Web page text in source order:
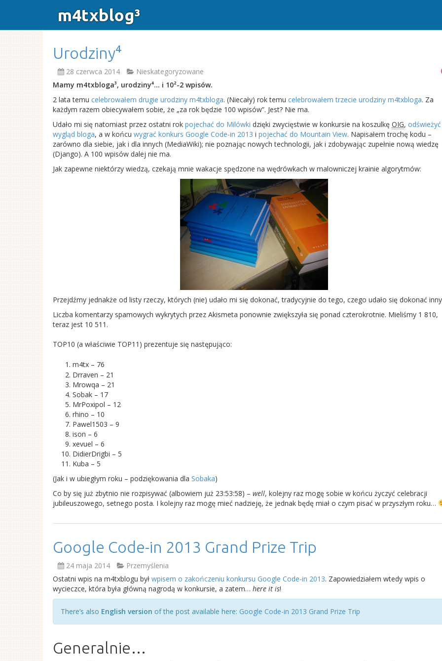
m4txblog³
Urodziny⁴
28 czerwca 2014
Nieskategoryzowane
Mamy m4txbloga³, urodziny⁴… i 10²-2 wpisów.
2 lata temu celebrowałem drugie urodziny m4txbloga. (Niecały) rok temu celebrowałem trzecie urodziny m4txbloga. Za
każdym razem obiecywałem sobie, że „za rok będzie 100 wpisów”. Jest? Nie ma.
Udało mi się natomiast przez ostatni rok pojechać do Milówki dzięki zwycięstwie w konkursie na koszulkę OIG, odświeżyć
wygląd bloga, a w końcu wygrać konkurs Google Code-in 2013 i pojechać do Mountain View. Napisałem trochę kodu –
zarówno dla siebie, jak i dla innych (MediaWiki); nie poznając nowych technologii, jak i zdobywając zupełnie nową wiedzę
(Django). A 100 wpisów dalej nie ma.
Jak zapewne niektórzy wiedzą, czekają mnie wakacje spędzone na wędrówkach w malowniczej krainie algorytmów:
Przejdźmy jednakże od listy rzeczy, których (nie) udało mi się dokonać, tradycyjnie do tego, czego udało się dokonać
Liczba komentarzy spamowych wykrytych przez Akismeta ponownie zwiększyła się ponad czterokrotnie. Mieliśmy 1 810,
teraz jest 10 511.
TOP10 (a właściwie TOP11) prezentuje się następująco:
m4tx – 76
Drraven – 21
Mrowqa – 21
Sobak – 17
MrPoxipol – 12
rhino – 10
Pawel1503 – 9
ison – 6
xevuel – 6
DidierDrigbi – 5
Kuba – 5
(Jak i w ubiegłym roku – podziękowania dla Sobaka)
Co by się już zbytnio nie rozpisywać (albowiem już 23:53:58) – well, kolejny raz mogę sobie w końcu życzyć celebracji
jubileuszowego, setnego posta. I kolejny raz mogę mieć nadzieję, że jednak będę miał o czym pisać w przyszłym roku…
Google Code-in 2013 Grand Prize Trip
24 maja 2014
Przemyślenia
Ostatni wpis na m4txblogu był wpisem o zakończeniu konkursu Google Code-in 2013. Zapowiedziałem wtedy wpis o
wycieczce, która była główną nagrodą w konkursie, a zatem… here it is!
There’s also English version of the post available here: Google Code-in 2013 Grand Prize Trip
Generalnie…